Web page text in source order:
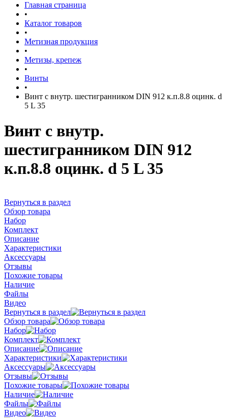
Главная страница
•
Каталог товаров
•
Метизная продукция
•
Метизы, крепеж
•
Винты
•
Винт с внутр. шестигранником DIN 912 к.п.8.8 оцинк. d
5 L 35
Винт с внутр.
шестигранником DIN 912
к.п.8.8 оцинк. d 5 L 35
Вернуться в раздел
Обзор товара
Набор
Комплект
Описание
Характеристики
Аксессуары
Отзывы
Похожие товары
Наличие
Файлы
Видео
Вернуться в раздел
Обзор товара
Набор
Комплект
Описание
Характеристики
Аксессуары
Отзывы
Похожие товары
Наличие
Файлы
Видео